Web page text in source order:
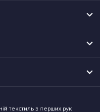
текстиль з перших рук